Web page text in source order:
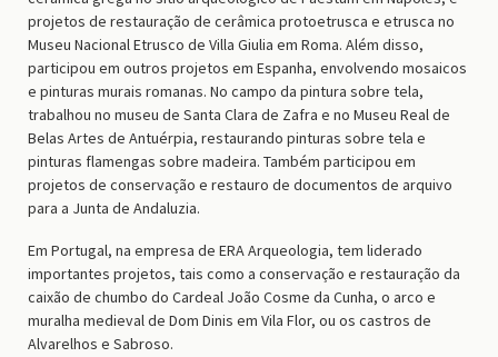
projetos de restauração de cerâmica protoetrusca e etrusca no
Museu Nacional Etrusco de Villa Giulia em Roma. Além disso,
participou em outros projetos em Espanha, envolvendo mosaicos
e pinturas murais romanas. No campo da pintura sobre tela,
trabalhou no museu de Santa Clara de Zafra e no Museu Real de
Belas Artes de Antuérpia, restaurando pinturas sobre tela e
pinturas flamengas sobre madeira. Também participou em
projetos de conservação e restauro de documentos de arquivo
para a Junta de Andaluzia.
Em Portugal, na empresa de ERA Arqueologia, tem liderado
importantes projetos, tais como a conservação e restauração da
caixão de chumbo do Cardeal João Cosme da Cunha, o arco e
muralha medieval de Dom Dinis em Vila Flor, ou os castros de
Alvarelhos e Sabroso.